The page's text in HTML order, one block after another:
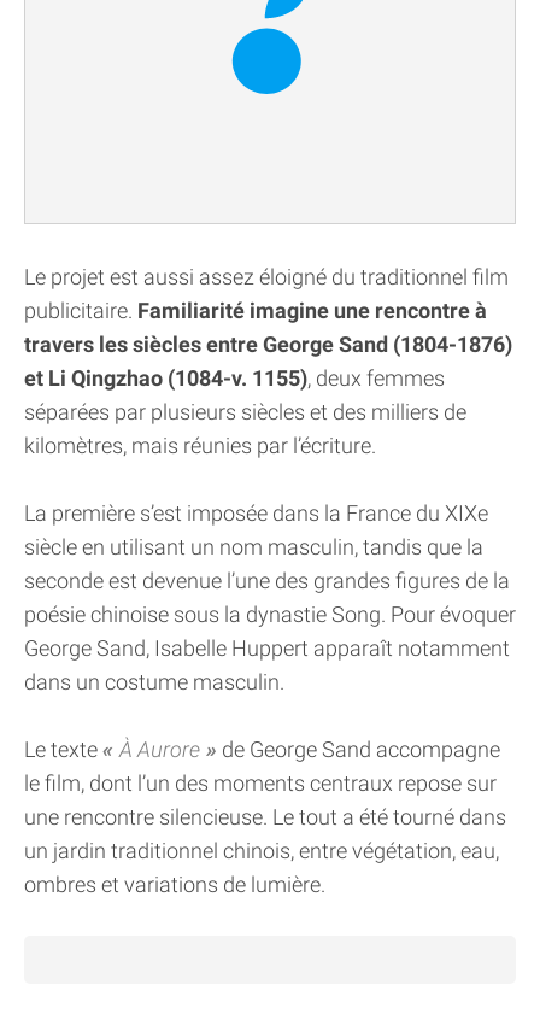
Le projet est aussi assez éloigné du traditionnel film
publicitaire. Familiarité imagine une rencontre à
travers les siècles entre George Sand (1804-1876)
et Li Qingzhao (1084-v. 1155), deux femmes
séparées par plusieurs siècles et des milliers de
kilomètres, mais réunies par l’écriture.
La première s’est imposée dans la France du XIXe
siècle en utilisant un nom masculin, tandis que la
seconde est devenue l’une des grandes figures de la
poésie chinoise sous la dynastie Song. Pour évoquer
George Sand, Isabelle Huppert apparaît notamment
dans un costume masculin.
Le texte À Aurore
de George Sand accompagne
le film, dont l’un des moments centraux repose sur
une rencontre silencieuse. Le tout a été tourné dans
un jardin traditionnel chinois, entre végétation, eau,
ombres et variations de lumière.